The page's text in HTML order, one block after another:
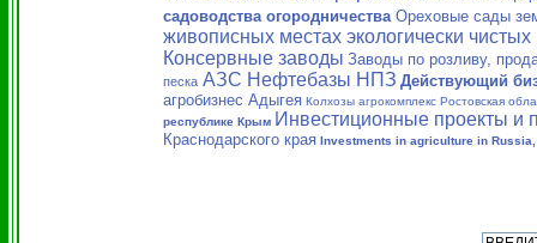
садоводства огородничества Ореховые сады
живописных местах экологически чистых
Консервные заводы Заводы по розливу,
песка АЗС Нефтебазы НПЗ Действующий
агробизнес Адыгея Колхозы агрокомплекс Ростовская
республике Крым Инвестиционные проекты и
Краснодарского края Investments in agriculture in